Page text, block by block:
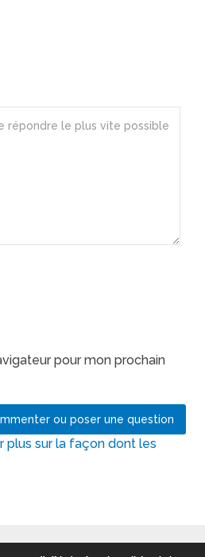
pour mon prochain
plus sur la façon dont les